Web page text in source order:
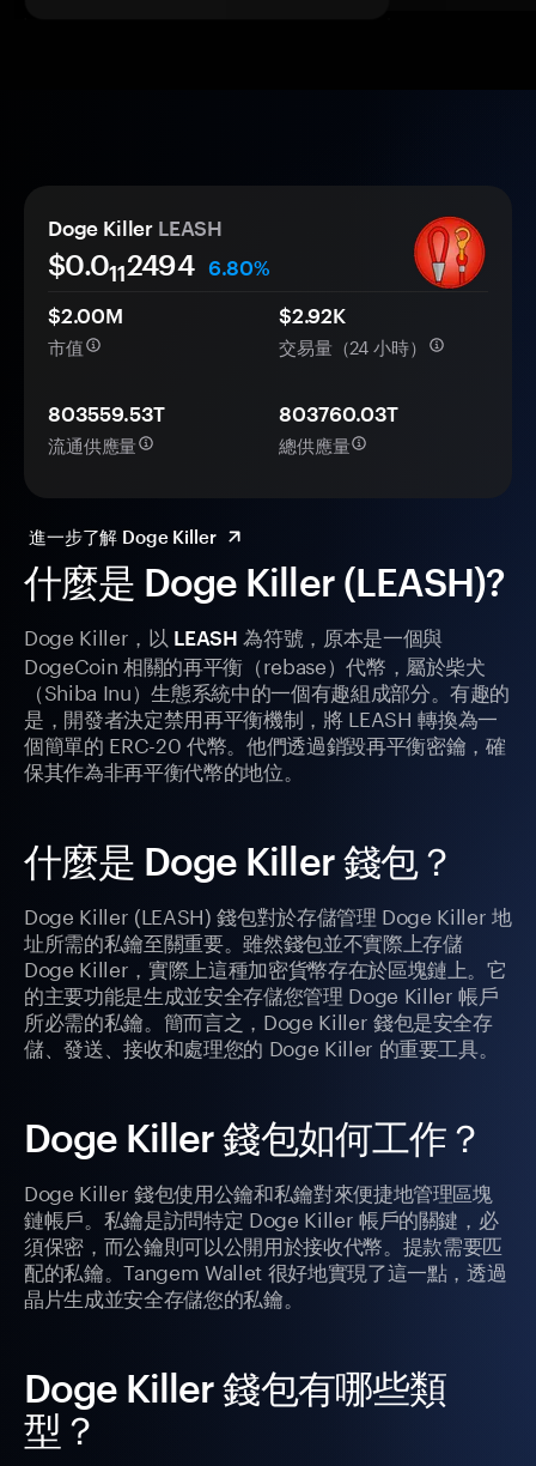
什麼是 Doge Killer (LEASH)?
Doge Killer，以 LEASH 為符號，原本是一個與
DogeCoin 相關的再平衡（rebase）代幣，屬於柴犬
（Shiba Inu）生態系統中的一個有趣組成部分。有趣的
是，開發者決定禁用再平衡機制，將 LEASH 轉換為一
個簡單的 ERC-20 代幣。他們透過銷毀再平衡密鑰，確
保其作為非再平衡代幣的地位。
什麼是 Doge Killer 錢包？
Doge Killer (LEASH) 錢包對於存儲管理 Doge Killer 地
址所需的私鑰至關重要。雖然錢包並不實際上存儲
Doge Killer，實際上這種加密貨幣存在於區塊鏈上。它
的主要功能是生成並安全存儲您管理 Doge Killer 帳戶
所必需的私鑰。簡而言之，Doge Killer 錢包是安全存
儲、發送、接收和處理您的 Doge Killer 的重要工具。
Doge Killer 錢包如何工作？
Doge Killer 錢包使用公鑰和私鑰對來便捷地管理區塊
鏈帳戶。私鑰是訪問特定 Doge Killer 帳戶的關鍵，必
須保密，而公鑰則可以公開用於接收代幣。提款需要匹
配的私鑰。Tangem Wallet 很好地實現了這一點，透過
晶片生成並安全存儲您的私鑰。
Doge Killer 錢包有哪些類
型？
Doge Killer LEASH
$0.0112494
6.80%
$2.00M
市值
$2.92K
交易量（24 小時）
803559.53T
流通供應量
803760.03T
總供應量
進一步了解 Doge Killer